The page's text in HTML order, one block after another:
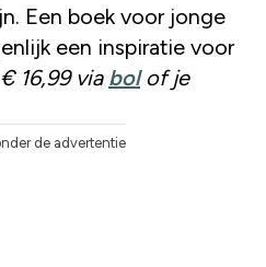
Een boek voor jonge
een inspiratie voor
16,99 via bolof je
de advertentie